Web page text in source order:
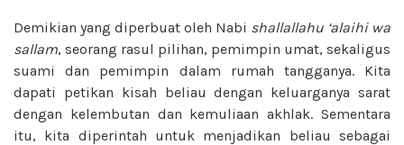
Demikian yang diperbuat oleh Nabi shallallahu ‘alaihi wa
sallam, seorang rasul pilihan, pemimpin umat, sekaligus
suami dan pemimpin dalam rumah tangganya. Kita
dapati petikan kisah beliau dengan keluarganya sarat
dengan kelembutan dan kemuliaan akhlak. Sementara
itu, kita diperintah untuk menjadikan beliau sebagai